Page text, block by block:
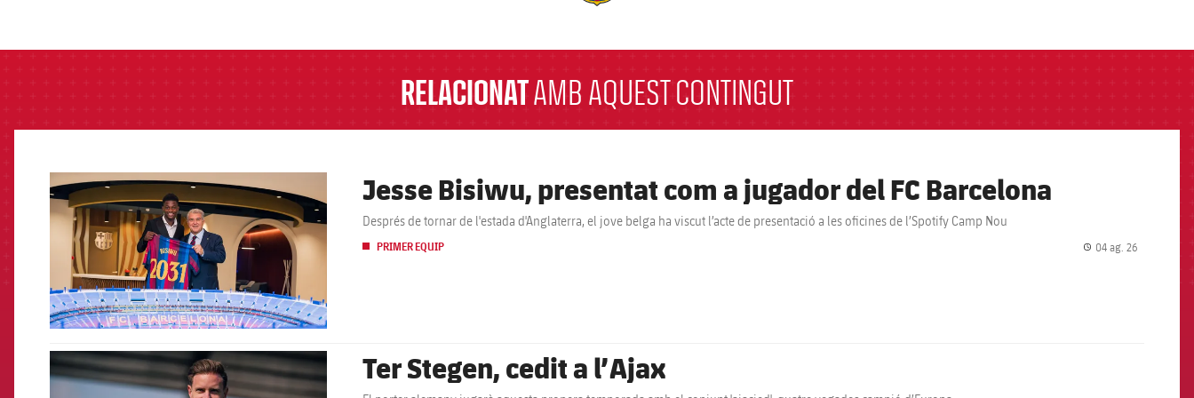
RELACIONATAMB AQUEST CONTINGUT
FCB Barcelona badge Jesse Bisiwu, presentat com a jugador del FC Barcelona
Després de tornar de l'estada d'Anglaterra, el jove belga ha viscut l’acte de presentació a les oficines de l’Spotify Camp Nou
PRIMER EQUIP 04 ag. 26
FCB Barcelona badge Ter Stegen, cedit a l’Ajax